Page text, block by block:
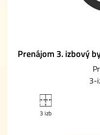
Prenájom 3. izbový
3-
3 izb